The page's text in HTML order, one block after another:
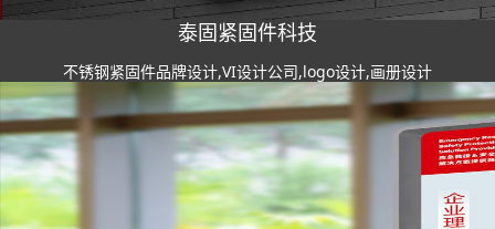
泰固紧固件科技
不锈钢紧固件品牌设计,VI设计公司,logo设计,画册设计